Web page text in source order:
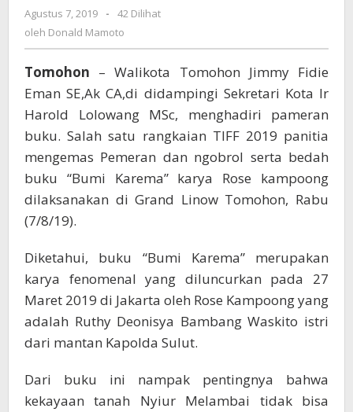
Agustus 7, 2019
oleh
Donald
-
42 Dilihat
oleh Donald Mamoto
Tomohon – Walikota Tomohon Jimmy Fidie
Eman SE,Ak CA,di didampingi Sekretari Kota Ir
Harold Lolowang MSc, menghadiri pameran
buku. Salah satu rangkaian TIFF 2019 panitia
mengemas Pemeran dan ngobrol serta bedah
buku “Bumi Karema” karya Rose kampoong
dilaksanakan di Grand Linow Tomohon, Rabu
(7/8/19).
Diketahui, buku “Bumi Karema” merupakan
karya fenomenal yang diluncurkan pada 27
Maret 2019 di Jakarta oleh Rose Kampoong yang
adalah Ruthy Deonisya Bambang Waskito istri
dari mantan Kapolda Sulut.
Dari buku ini nampak pentingnya bahwa
kekayaan tanah Nyiur Melambai tidak bisa